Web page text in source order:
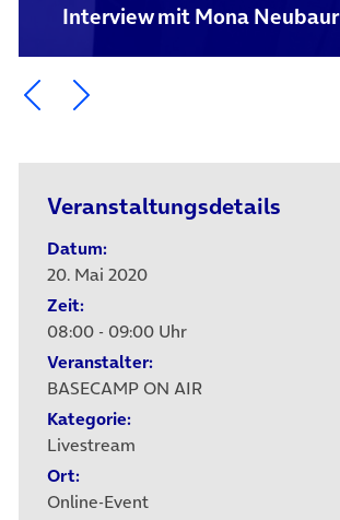
Interview mit Mona Neubaur
Ein Element zurück blättern
Ein Element weiter blättern
Veranstaltungsdetails
Datum:
20. Mai 2020
Zeit:
08:00 - 09:00 Uhr
Veranstalter:
BASECAMP ON AIR
Kategorie:
Livestream
Ort:
Online-Event